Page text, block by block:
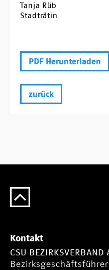
Tanja Rüb
Stadträtin
PDF Herunterladen
zurück
Kontakt
CSU BEZIRKSVERBAND